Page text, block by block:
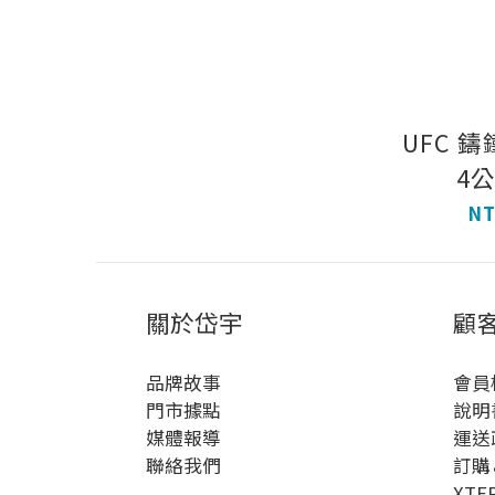
UFC 鑄
4
關於岱宇
品牌故事
門市據點
媒體報導
聯絡我們
顧
會
說
運
訂